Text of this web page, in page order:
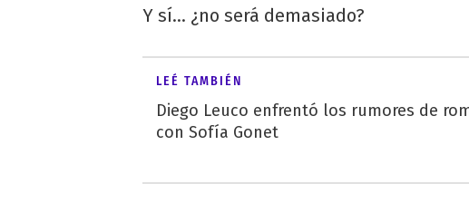
Y sí... ¿no será demasiado?
LEÉ TAMBIÉN
Diego Leuco enfrentó los rumores de
con Sofía Gonet